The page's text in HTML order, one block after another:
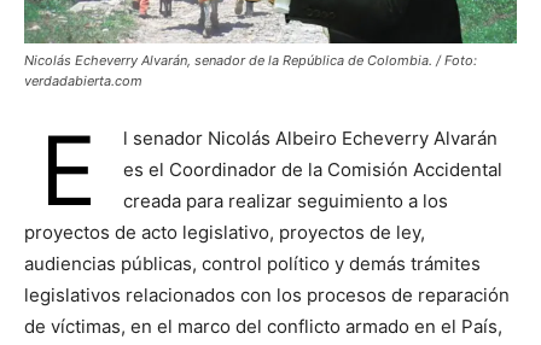
Nicolás Echeverry Alvarán, senador de la República de Colombia. / Foto:
verdadabierta.com
E
l senador Nicolás Albeiro Echeverry Alvarán
es el Coordinador de la Comisión Accidental
creada para realizar seguimiento a los
proyectos de acto legislativo, proyectos de ley,
audiencias públicas, control político y demás trámites
legislativos relacionados con los procesos de reparación
de víctimas, en el marco del conflicto armado en el País,